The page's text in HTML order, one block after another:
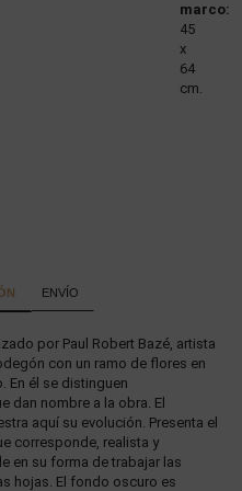
marco:
45
x
64
cm.
ENVÍO
por Paul Robert Bazé, artista
con un ramo de flores en
En él se distinguen
dan nombre a la obra. El
aquí su evolución. Presenta el
corresponde, realista y
en su forma de trabajar las
hojas. El fondo oscuro es